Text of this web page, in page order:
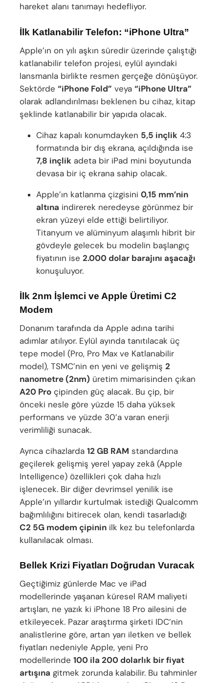
hareket alanı tanımayı hedefliyor.
İlk Katlanabilir Telefon: “iPhone Ultra”
Apple’ın on yılı aşkın süredir üzerinde çalıştığı
katlanabilir telefon projesi, eylül ayındaki
lansmanla birlikte resmen gerçeğe dönüşüyor.
Sektörde “iPhone Fold” veya “iPhone Ultra”
olarak adlandırılması beklenen bu cihaz, kitap
şeklinde katlanabilir bir yapıda olacak.
Cihaz kapalı konumdayken 5,5 inçlik 4:3
formatında bir dış ekrana, açıldığında ise
7,8 inçlik adeta bir iPad mini boyutunda
devasa bir iç ekrana sahip olacak.
Apple’ın katlanma çizgisini0,15 mm’nin
altına indirerek neredeyse görünmez bir
ekran yüzeyi elde ettiği belirtiliyor.
Titanyum ve alüminyum alaşımlı hibrit bir
gövdeyle gelecek bu modelin başlangıç
fiyatının ise2.000 dolar barajını aşacağı
konuşuluyor.
İlk 2nm İşlemci ve Apple Üretimi C2
Modem
Donanım tarafında da Apple adına tarihi
adımlar atılıyor. Eylül ayında tanıtılacak üç
tepe model (Pro, Pro Max ve Katlanabilir
model), TSMC’nin en yeni ve gelişmiş 2
nanometre (2nm) üretim mimarisinden çıkan
A20 Pro çipinden güç alacak. Bu çip, bir
önceki nesle göre yüzde 15 daha yüksek
performans ve yüzde 30’a varan enerji
verimliliği sunacak.
Ayrıca cihazlarda 12 GB RAM standardına
geçilerek gelişmiş yerel yapay zekâ (Apple
Intelligence) özellikleri çok daha hızlı
işlenecek. Bir diğer devrimsel yenilik ise
Apple’ın yıllardır kurtulmak istediği Qualcomm
bağımlılığını bitirecek olan, kendi tasarladığı
C2 5G modem çipinin ilk kez bu telefonlarda
kullanılacak olması.
Bellek Krizi Fiyatları Doğrudan Vuracak
Geçtiğimiz günlerde Mac ve iPad
modellerinde yaşanan küresel RAM maliyeti
artışları, ne yazık ki iPhone 18 Pro ailesini de
etkileyecek. Pazar araştırma şirketi IDC’nin
analistlerine göre, artan yarı iletken ve bellek
fiyatları nedeniyle Apple, yeni Pro
modellerinde 100 ila 200 dolarlık bir fiyat
artışına gitmek zorunda kalabilir. Bu tahminler